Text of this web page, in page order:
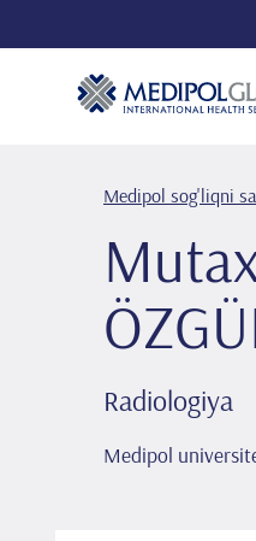
Medipol sog'liqni
Radiologiya
Medipol